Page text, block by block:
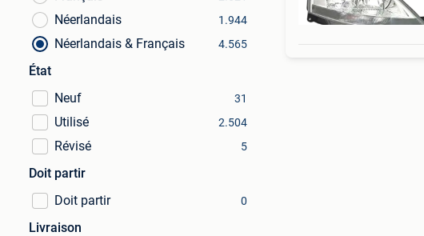
Néerlandais 1.944
Néerlandais & Français 4.565
État
Neuf
31
Utilisé 2.504
Révisé 5
Doit partir
Doit partir
0
Livraison